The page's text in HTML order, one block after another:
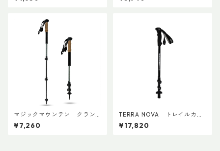
マジックマウンテン クラン
プペアー(ペア)
¥7,260
TERRA NOVA トレイルカー
ボンADDカスタム Ver.2 (ペ
ア)
¥17,820